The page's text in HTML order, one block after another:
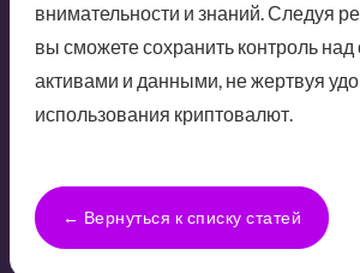
внимательности и знаний. Следуя
вы сможете сохранить контроль
активами и данными, не жертвуя
использования криптовалют.
← Вернуться к списку статей